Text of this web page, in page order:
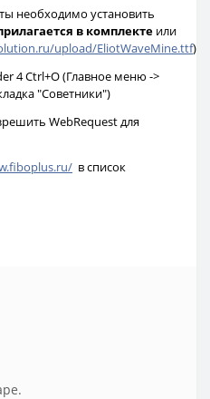
необходимо установить
в комплекте или
upload/EliotWaveMine.ttf)
4 Ctrl+O (Главное меню ->
"Советники")
WebRequest для
в список